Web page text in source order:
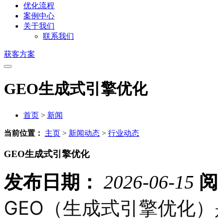
优化流程
案例中心
关于我们
联系我们
获客方案
GEO生成式引擎优化
首页 > 新闻
当前位置： 主页 > 新闻动态 > 行业动态
GEO生成式引擎优化
发布日期： 2026-06-15
GEO（生成式引擎优化